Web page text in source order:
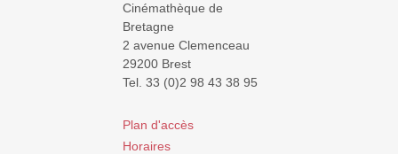
Cinémathèque de
Bretagne
2 avenue Clemenceau
29200 Brest
Tel. 33 (0)2 98 43 38 95
Plan d'accès
Horaires